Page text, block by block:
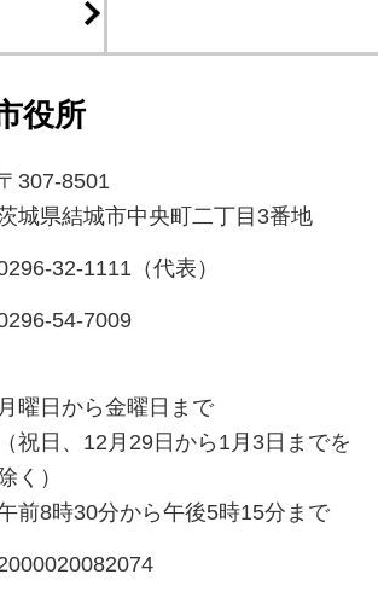
役所
307-8501
城県結城市中央町二丁目3番地
32-1111（代表）
54-7009
月曜日から金曜日まで
（祝日、12月29日から1月3日までを
除く）
前8時30分から午後5時15分まで